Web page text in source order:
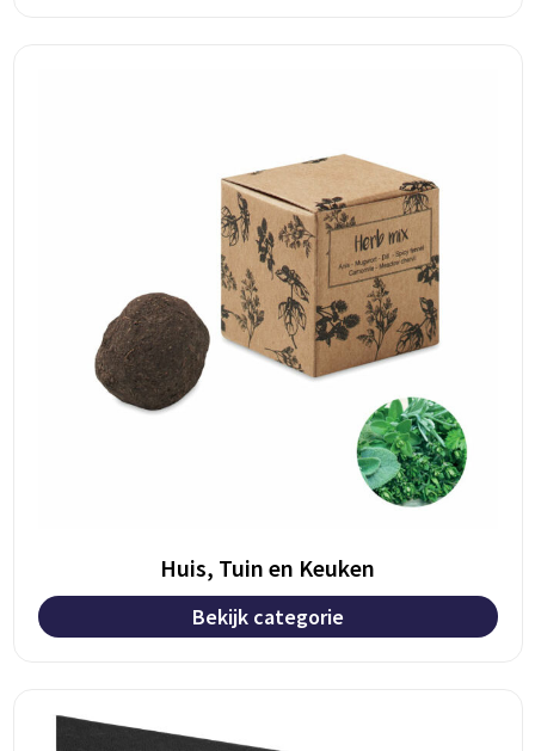
Huis, Tuin en Keuken
Bekijk categorie